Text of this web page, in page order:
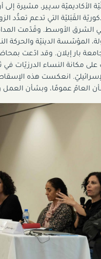
سـﭘـير، مشيرة
القَبَليّة التي تدعم تعدُّد
الشرق الأوسط. وقَدّمت
المؤسّسة الدينيّة والحركة
بار إيلان. وقد ادّعت
مكانة النساء الدرزيّات
انعكست هذه
العامّ عمومًا، وبشأن